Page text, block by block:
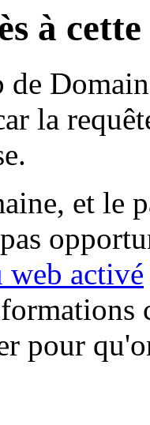
à
la
et le
web activé
pour